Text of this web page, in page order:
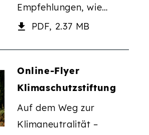
Empfehlungen, wie…
PDF, 2.37 MB
Online-Flyer
Klimaschutzstiftung
Auf dem Weg zur
Klimaneutralität –